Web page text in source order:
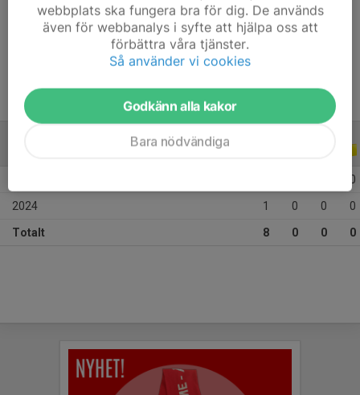
Position
-
9 år
0
2024 1 0 0 0
Totalt 8 0 0 0
webbplats ska fungera bra för dig. De används
även för webbanalys i syfte att hjälpa oss att
förbättra våra tjänster.
Så använder vi cookies
Godkänn alla kakor
Bara nödvändiga